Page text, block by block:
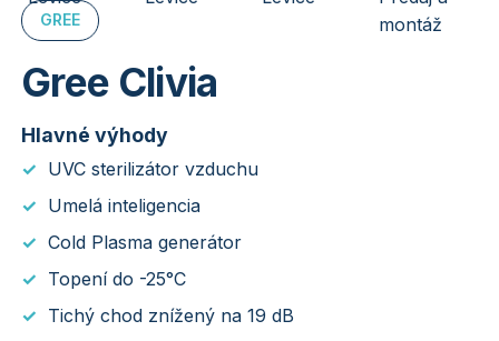
GREE
Gree Clivia
Hlavné výhody
UVC sterilizátor vzduchu
Umelá inteligencia
Cold Plasma generátor
Topení do -25°C
Tichý chod znížený na 19 dB